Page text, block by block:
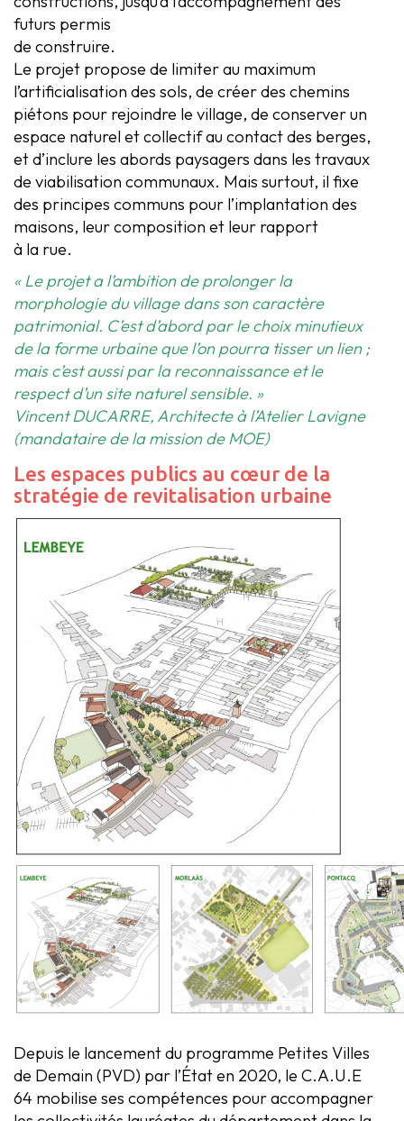
futurs permis
de construire.
Le projet propose de limiter au maximum
l’artificialisation des sols, de créer des chemins
piétons pour rejoindre le village, de conserver un
espace naturel et collectif au contact des berges,
et d’inclure les abords paysagers dans les travaux
de viabilisation communaux. Mais surtout, il fixe
des principes communs pour l’implantation des
maisons, leur composition et leur rapport
à la rue.
« Le projet a l’ambition de prolonger la
morphologie du village dans son caractère
patrimonial. C’est d’abord par le choix minutieux
de la forme urbaine que l’onpourra tisser un lien ;
mais c’est aussi par la reconnaissance et le
respect d’un site naturel sensible. »
Vincent DUCARRE, Architecte à l’Atelier Lavigne
(mandataire de la mission de MOE)
Les espaces publics au cœur de la
stratégie de revitalisation urbaine
Depuis le lancement du programme Petites Villes
de Demain (PVD) par l’État en 2020, le C.A.U.E
64 mobilise ses compétences pour accompagner